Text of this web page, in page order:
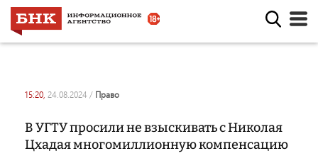
15:20, 24.08.2024 / право
В УГТУ просили не взыскивать с Николая
Цхадая многомиллионную компенсацию